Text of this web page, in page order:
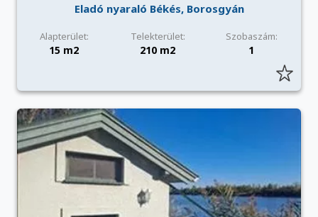
Eladó nyaraló Békés, Borosgyán
Alapterület: Telekterület: Szobaszám:
15 m2 210 m2 1